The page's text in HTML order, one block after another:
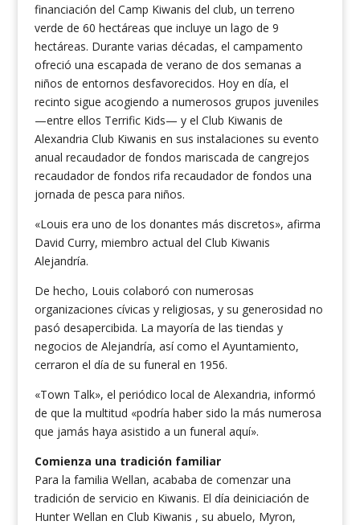
financiación del Camp Kiwanis del club, un terreno
verde de 60 hectáreas que incluye un lago de 9
hectáreas. Durante varias décadas, el campamento
ofreció una escapada de verano de dos semanas a
niños de entornos desfavorecidos. Hoy en día, el
recinto sigue acogiendo a numerosos grupos juveniles
—entre ellos Terrific Kids— y el Club Kiwanis de
Alexandria Club Kiwanis en sus instalaciones su evento
anual recaudador de fondos mariscada de cangrejos
recaudador de fondos rifa recaudador de fondos una
jornada de pesca para niños.
«Louis era uno de los donantes más discretos», afirma
David Curry, miembro actual del Club Kiwanis
Alejandría.
De hecho, Louis colaboró con numerosas
organizaciones cívicas y religiosas, y su generosidad no
pasó desapercibida. La mayoría de las tiendas y
negocios de Alejandría, así como el Ayuntamiento,
cerraron el día de su funeral en 1956.
«Town Talk», el periódico local de Alexandria, informó
de que la multitud «podría haber sido la más numerosa
que jamás haya asistido a un funeral aquí».
Comienza una tradición familiar
Para la familia Wellan, acababa de comenzar una
tradición de servicio en Kiwanis. El día deiniciación de
Hunter Wellan en Club Kiwanis , su abuelo, Myron,